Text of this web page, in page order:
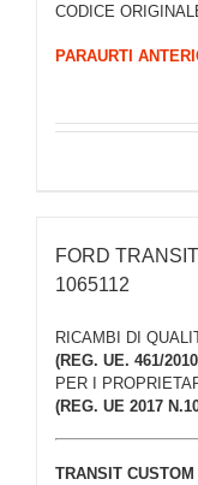
CODICE
PARAURTI
FORD
1065112
RICAMBI DI
(REG. UE. 461/
PER I
(REG. UE 2017
TRANSIT CUSTOM